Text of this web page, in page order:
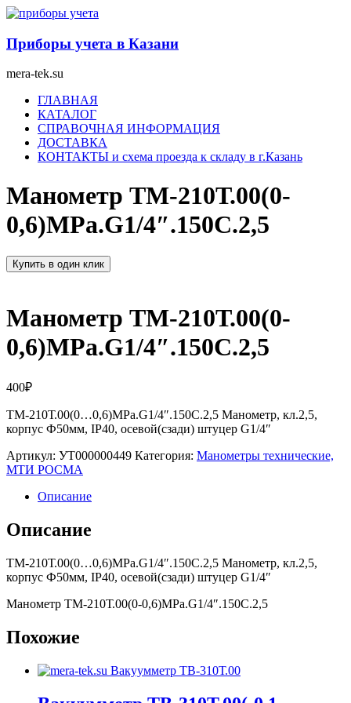
Перейти
содержимому
Приборы учета в Казани
mera-tek.su
МенюГЛАВНАЯ
КАТАЛОГ
СПРАВОЧНАЯ ИНФОРМАЦИЯ
ДОСТАВКА
КОНТАКТЫ и схема проезда к складу в г.Казань
Манометр ТМ-210Т.00(0-
0,6)МРа.G1/4″.150С.2,5
Купить в один клик
Манометр ТМ-210Т.00(0-
0,6)МРа.G1/4″.150С.2,5
400₽
ТМ-210Т.00(0…0,6)МРа.G1/4″.150С.2,5 Манометр, кл.2,5,
корпус Ф50мм, IP40, осевой(сзади) штуцер G1/4″
Артикул: УТ000000449 Категория: Манометры технические,
МТИ РОСМА
Описание
Описание
ТМ-210Т.00(0…0,6)МРа.G1/4″.150С.2,5 Манометр, кл.2,5,
корпус Ф50мм, IP40, осевой(сзади) штуцер G1/4″
Манометр ТМ-210Т.00(0-0,6)МРа.G1/4″.150С.2,5
Похожие